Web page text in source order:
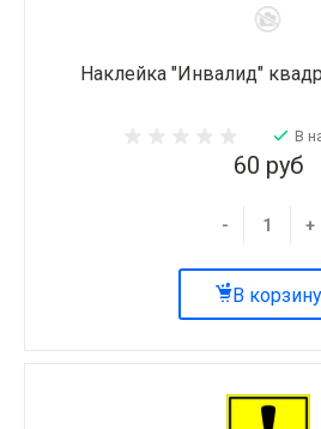
Наклейка "Инвалид"
В
60 руб
- +
В корзину